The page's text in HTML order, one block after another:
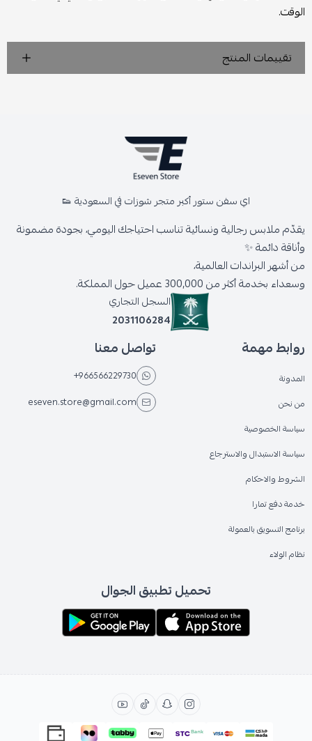
الوقت.
تقييمات المنتج
اي سفن ستور أكبر متجر شوزات في السعودية 👟
يقدّم ملابس رجالية ونسائية تناسب احتياجك اليومي، بجودة مضمونة
وأناقة دائمة ✨
من أشهر البراندات العالمية،
وسعداء بخدمة أكثر من 300,000 عميل حول المملكة.
السجل التجاري
2031106284
روابط مهمة
المدونة
من نحن
سياسة الخصوصية
سياسة الاستبدال والاسترجاع
الشروط والاحكام
خدمة دفع تمارا
برنامج التسويق بالعمولة
نظام الولاء
تواصل معنا
+966566229730
eseven.store@gmail.com
تحميل تطبيق الجوال